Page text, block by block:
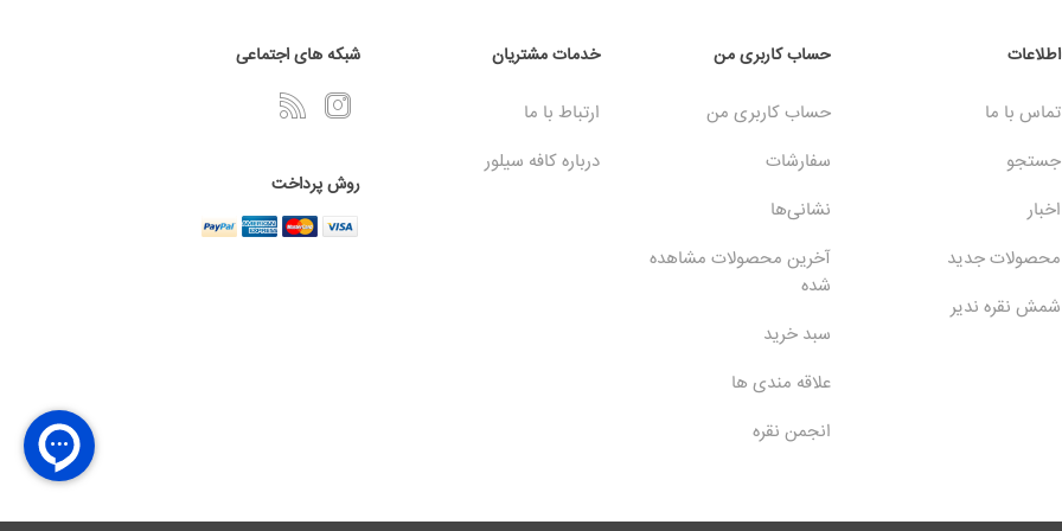
اطلاعات
تماس با ما
جستجو
اخبار
محصولات جدید
شمش نقره ندیر
حساب کاربری من
حساب کاربری من
سفارشات
نشانی‌ها
آخرین محصولات مشاهده
شده
سبد خرید
علاقه مندی ها
انجمن نقره
خدمات مشتریان
ارتباط با ما
درباره کافه سیلور
شبکه های اجتماعی
روش پرداخت